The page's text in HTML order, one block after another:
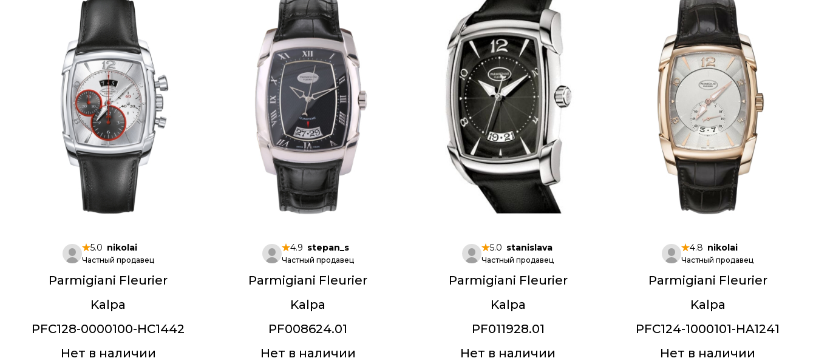
5.0 nikolai
Частный продавец
Parmigiani Fleurier
Kalpa
PFC128-0000100-HC1442
Нет в наличии
4.9 stepan_s
Частный продавец
Parmigiani Fleurier
Kalpa
PF008624.01
Нет в наличии
5.0 stanislava
Частный продавец
Parmigiani Fleurier
Kalpa
PF011928.01
Нет в наличии
4.8 nikolai
Частный продавец
Parmigiani Fleurier
Kalpa
PFC124-1000101-HA1241
Нет в наличии